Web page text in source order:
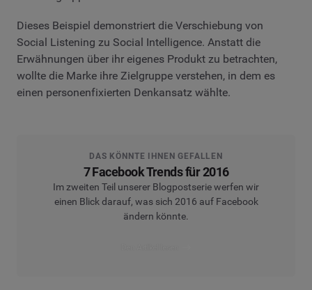
Dieses Beispiel demonstriert die Verschiebung von
Social Listening zu Social Intelligence. Anstatt die
Erwähnungen über ihr eigenes Produkt zu betrachten,
wollte die Marke ihre Zielgruppe verstehen, in dem es
einen personenfixierten Denkansatz wählte.
DAS KÖNNTE IHNEN GEFALLEN
7 Facebook Trends für 2016
Im zweiten Teil unserer Blogpostserie werfen wir
einen Blick darauf, was sich 2016 auf Facebook
ändern könnte.